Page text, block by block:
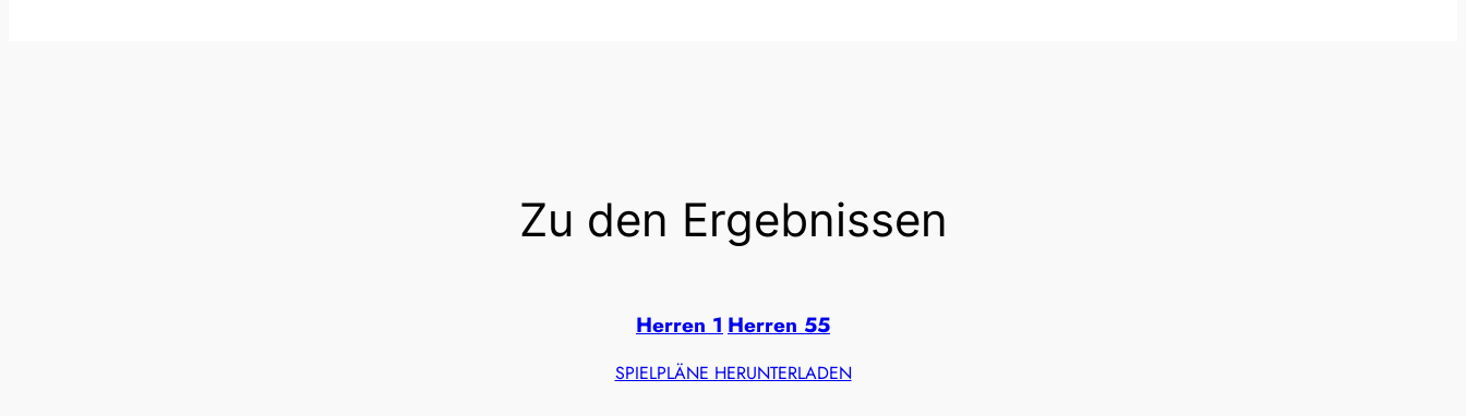
Zu den Ergebnissen
Herren 1 Herren 55
SPIELPLÄNE HERUNTERLADEN